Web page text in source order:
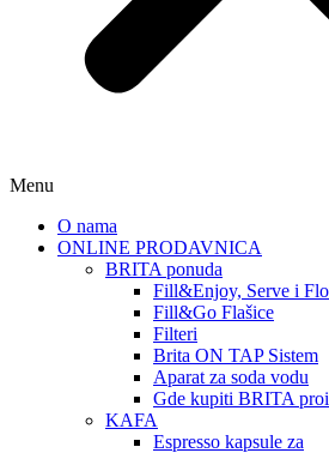
Menu
O nama
ONLINE PRODAVNICA
BRITA ponuda
Fill&Enjoy, Serve i
Fill&Go Flašice
Filteri
Brita ON TAP Sistem
Aparat za soda vodu
Gde kupiti BRITA
KAFA
Espresso kapsule za